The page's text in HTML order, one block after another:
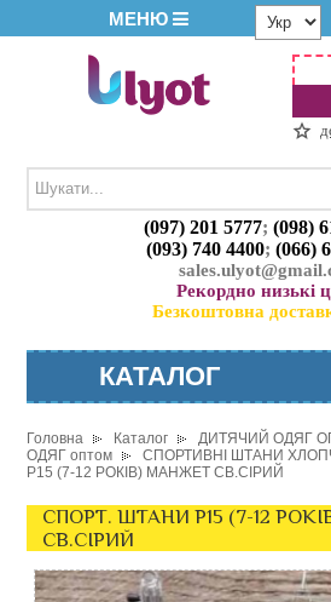
МЕНЮ
(097) 201 5777;(098)
(093) 740 4400;(066)
Рекордно низькі
Безкоштовна
КАТАЛОГ
Головна Каталог ДИТЯЧИЙ ОДЯГ
ОДЯГ оптом
СПОРТИВНІ ШТАНИ
P15 (7-12 РОКІВ) МАНЖЕТ СВ.СІРИЙ
СПОРТ. ШТАНИ P15 (7-12
СВ.СІРИЙ